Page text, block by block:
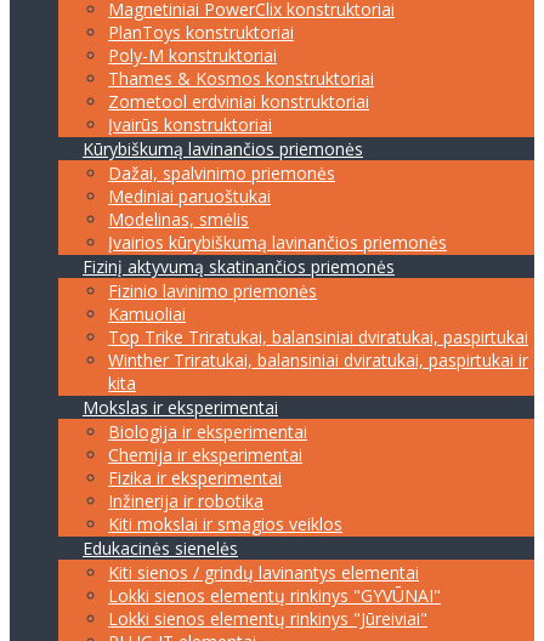
Magnetiniai PowerClix konstruktoriai
PlanToys konstruktoriai
Poly-M konstruktoriai
Thames & Kosmos konstruktoriai
Zometool erdviniai konstruktoriai
Įvairūs konstruktoriai
Kūrybiškumą lavinančios priemonės
Dažai, spalvinimo priemonės
Mediniai paruoštukai
Modelinas, smėlis
Įvairios kūrybiškumą lavinančios priemonės
Fizinį aktyvumą skatinančios priemonės
Fizinio lavinimo priemonės
Kamuoliai
Top Trike Triratukai, balansiniai dviratukai, paspirtukai
Winther Triratukai, balansiniai dviratukai, paspirtukai ir
kita
Mokslas ir eksperimentai
Biologija ir eksperimentai
Chemija ir eksperimentai
Fizika ir eksperimentai
Inžinerija ir robotika
Kiti mokslai ir smagios veiklos
Edukacinės sienelės
Kiti sienos / grindų lavinantys elementai
Lokki sienos elementų rinkinys "GYVŪNAI"
Lokki sienos elementų rinkinys "Jūreiviai"